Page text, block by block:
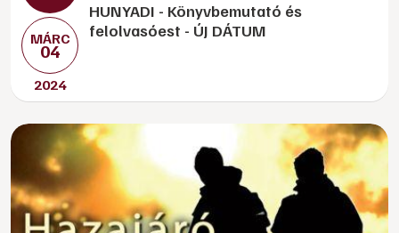
MÁRC
04
2024
HUNYADI - Könyvbemutató és
felolvasóest - ÚJ DÁTUM